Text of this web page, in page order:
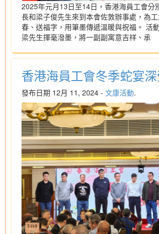
2025年元月13日至14日，香港海員工會分
長和梁子俊先生來到本會佐敦辦事處，為
春、送福字，用筆墨傳遞溫暖與祝福。 活
梁先生揮毫潑墨，將一副副寓意吉祥、承
香港海員工會冬季蛇宴
發布日期 12月 11, 2024 - 文康活動.